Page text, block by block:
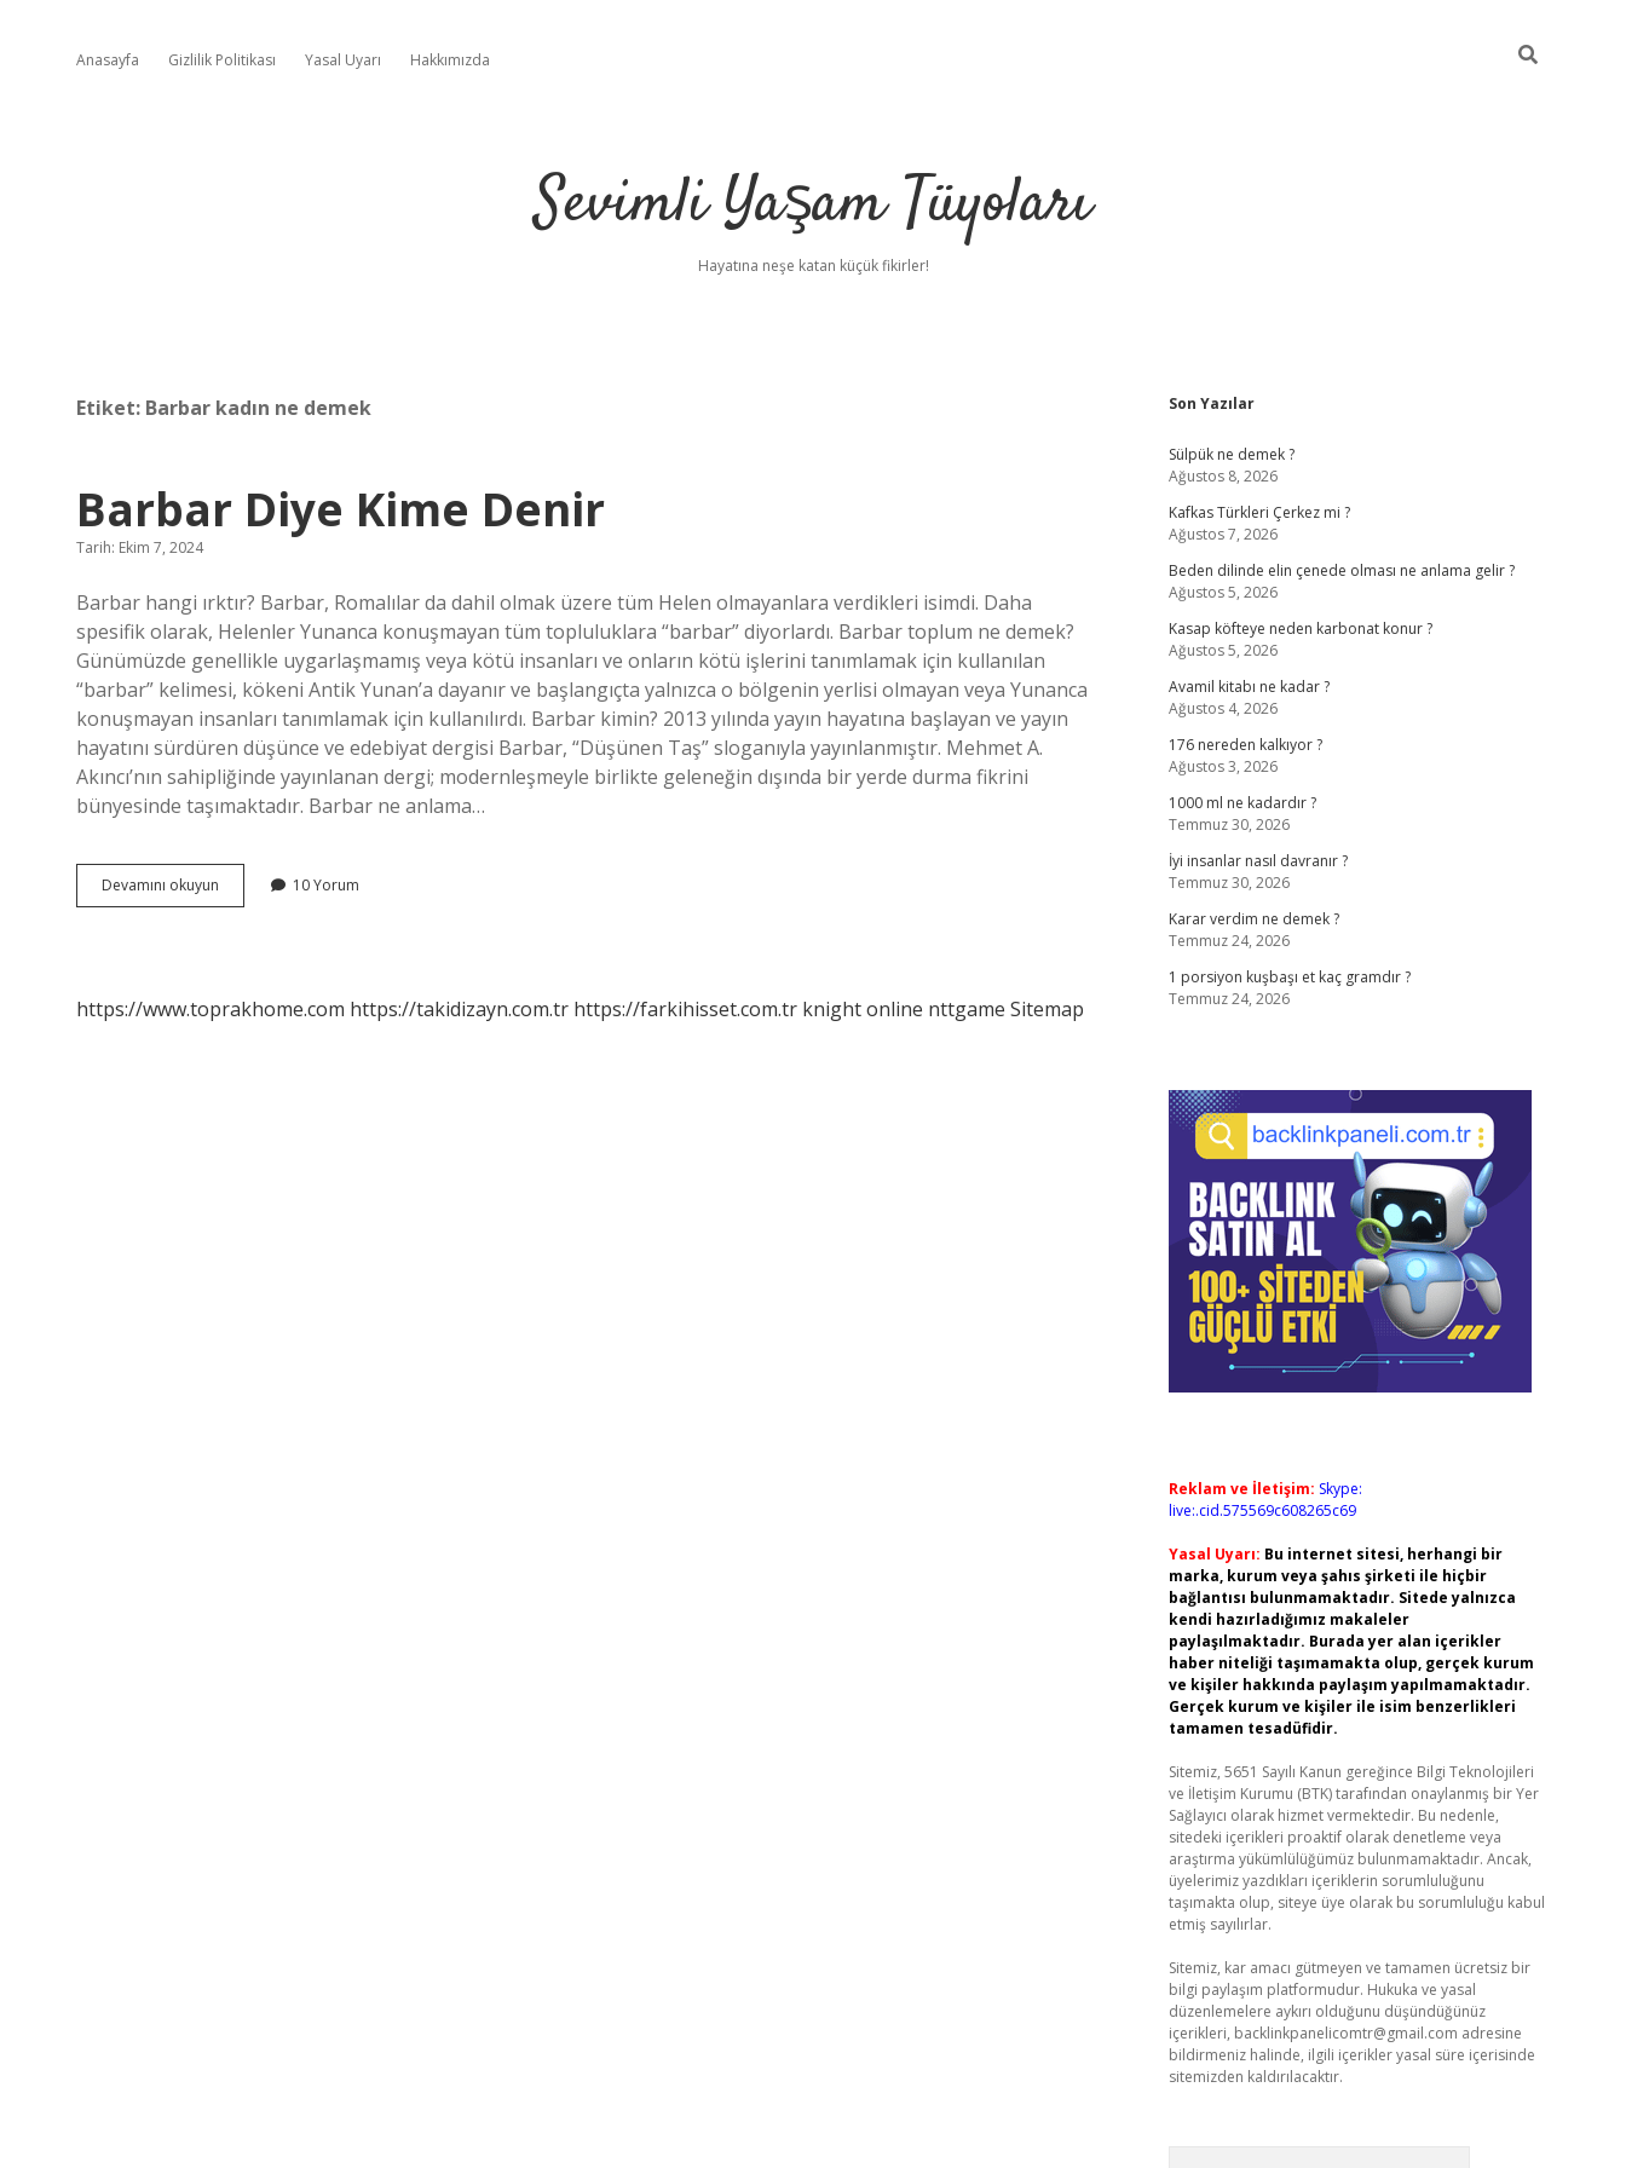
Anasayfa Gizlilik Politikası Yasal Uyarı Hakkımızda
Sevimli Yaşam Tüyoları
Hayatına neşe katan küçük fikirler!
Etiket: Barbar kadın ne demek
Barbar Diye Kime Denir
Tarih: Ekim 7, 2024
Barbar hangi ırktır? Barbar, Romalılar da dahil olmak üzere tüm Helen olmayanlara verdikleri isimdi. Daha
spesifik olarak, Helenler Yunanca konuşmayan tüm topluluklara “barbar” diyorlardı. Barbar toplum ne demek?
Günümüzde genellikle uygarlaşmamış veya kötü insanları ve onların kötü işlerini tanımlamak için kullanılan
“barbar” kelimesi, kökeni Antik Yunan’a dayanır ve başlangıçta yalnızca o bölgenin yerlisi olmayan veya Yunanca
konuşmayan insanları tanımlamak için kullanılırdı. Barbar kimin? 2013 yılında yayın hayatına başlayan ve yayın
hayatını sürdüren düşünce ve edebiyat dergisi Barbar, “Düşünen Taş” sloganıyla yayınlanmıştır. Mehmet A.
Akıncı’nın sahipliğinde yayınlanan dergi; modernleşmeyle birlikte geleneğin dışında bir yerde durma fikrini
bünyesinde taşımaktadır. Barbar ne anlama…
Devamını okuyun
Diye
10 Yorum
https://www.toprakhome.com https://takidizayn.com.tr https://farkihisset.com.tr knight online nttgame Sitemap
Sidebar
Son Yazılar
Sülpük ne demek ?
Ağustos 8, 2026
Kafkas Türkleri Çerkez mi ?
Ağustos 7, 2026
Beden dilinde elin çenede olması ne anlama gelir ?
Ağustos 5, 2026
Kasap köfteye neden karbonat konur ?
Ağustos 5, 2026
Avamil kitabı ne kadar ?
Ağustos 4, 2026
176 nereden kalkıyor ?
Ağustos 3, 2026
1000 ml ne kadardır ?
Temmuz 30, 2026
İyi insanlar nasıl davranır ?
Temmuz 30, 2026
Karar verdim ne demek ?
Temmuz 24, 2026
1 porsiyon kuşbaşı et kaç gramdır ?
Temmuz 24, 2026
Reklam ve İletişim: Skype:
live:.cid.575569c608265c69
Yasal Uyarı: Bu internet sitesi, herhangi bir
marka, kurum veya şahıs şirketi ile hiçbir
bağlantısı bulunmamaktadır. Sitede yalnızca
kendi hazırladığımız makaleler
paylaşılmaktadır. Burada yer alan içerikler
haber niteliği taşımamakta olup, gerçek kurum
ve kişiler hakkında paylaşım yapılmamaktadır.
Gerçek kurum ve kişiler ile isim benzerlikleri
tamamen tesadüfidir.
Sitemiz, 5651 Sayılı Kanun gereğince Bilgi Teknolojileri
ve İletişim Kurumu (BTK) tarafından onaylanmış bir Yer
Sağlayıcı olarak hizmet vermektedir. Bu nedenle,
sitedeki içerikleri proaktif olarak denetleme veya
araştırma yükümlülüğümüz bulunmamaktadır. Ancak,
üyelerimiz yazdıkları içeriklerin sorumluluğunu
taşımakta olup, siteye üye olarak bu sorumluluğu kabul
etmiş sayılırlar.
Sitemiz, kar amacı gütmeyen ve tamamen ücretsiz bir
bilgi paylaşım platformudur. Hukuka ve yasal
düzenlemelere aykırı olduğunu düşündüğünüz
içerikleri, backlinkpanelicomtr@gmail.com adresine
bildirmeniz halinde, ilgili içerikler yasal süre içerisinde
sitemizden kaldırılacaktır.